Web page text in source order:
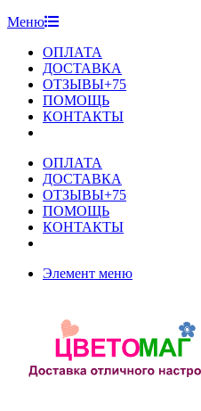
Меню
ОПЛАТА
ДОСТАВКА
ОТЗЫВЫ+75
ПОМОЩЬ
КОНТАКТЫ
ОПЛАТА
ДОСТАВКА
ОТЗЫВЫ+75
ПОМОЩЬ
КОНТАКТЫ
Элемент меню